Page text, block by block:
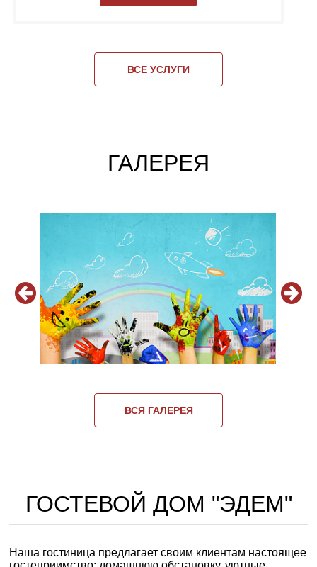
ВСЕ УСЛУГИ
ГАЛЕРЕЯ
ВСЯ ГАЛЕРЕЯ
ГОСТЕВОЙ ДОМ "ЭДЕМ"
Наша гостиница предлагает своим клиентам настоящее